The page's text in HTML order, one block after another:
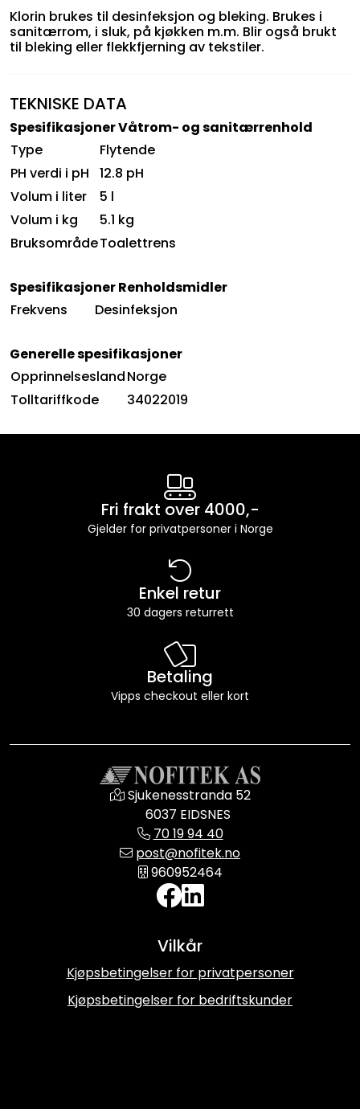
Klorin brukes til desinfeksjon og bleking. Brukes i
sanitærrom, i sluk, på kjøkken m.m. Blir også brukt
til bleking eller flekkfjerning av tekstiler.
TEKNISKE DATA
Spesifikasjoner Våtrom- og sanitærrenhold
Type
Flytende
PH verdi i pH
12.8 pH
Volum i liter
5 l
Volum i kg
5.1 kg
BruksområdeToalettrens
Spesifikasjoner Renholdsmidler
Frekvens
Desinfeksjon
Generelle spesifikasjoner
OpprinnelseslandNorge
Tolltariffkode
34022019
Fri frakt over 4000,-
Gjelder for privatpersoner i Norge
Enkel retur
30 dagers returrett
Betaling
Vipps checkout eller kort
Sjukenesstranda 52
6037 EIDSNES
70 19 94 40
post@nofitek.no
960952464
Vilkår
Kjøpsbetingelser for privatpersoner
Kjøpsbetingelser for bedriftskunder